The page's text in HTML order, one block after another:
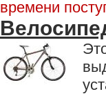
времени